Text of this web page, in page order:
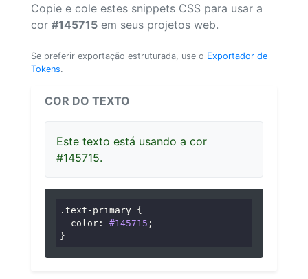
Copie e cole estes snippets CSS para usar a
cor #145715 em seus projetos web.
Se preferir exportação estruturada, use o Exportador de
Tokens.
COR DO TEXTO
Este texto está usando a cor
#145715.
.text-primary {
color : #145715 ;
}